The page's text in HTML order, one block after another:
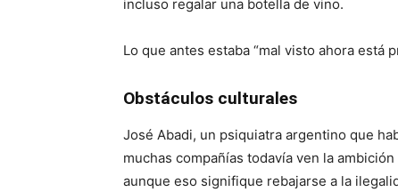
incluso regalar una botella de vino.
Lo que antes estaba “mal visto ahora está
Obstáculos culturales
José Abadi, un psiquiatra argentino que
muchas compañías todavía ven la
aunque eso signifique rebajarse a la